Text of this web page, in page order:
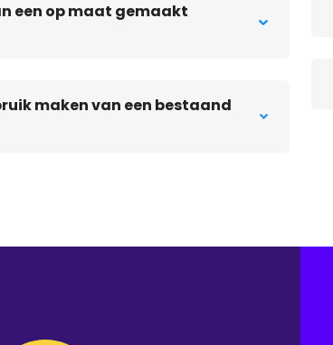
een op maat gemaakt
maken van een bestaand